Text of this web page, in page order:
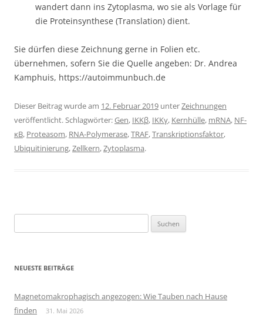
wandert dann ins Zytoplasma, wo sie als Vorlage für
die Proteinsynthese (Translation) dient.
Sie dürfen diese Zeichnung gerne in Folien etc.
übernehmen, sofern Sie die Quelle angeben: Dr. Andrea
Kamphuis, https://autoimmunbuch.de
Dieser Beitrag wurde am 12. Februar 2019 unterZeichnungen
veröffentlicht. Schlagwörter:Gen, IKKβ, IKKγ, Kernhülle, mRNA, NF-
κB, Proteasom, RNA-Polymerase,TRAF,Transkriptionsfaktor,
Ubiquitinierung,Zellkern,Zytoplasma.
nach:
NEUESTE BEITRÄGE
Magnetomakrophagisch angezogen: Wie Tauben nach Hause
finden
31. Mai 2026